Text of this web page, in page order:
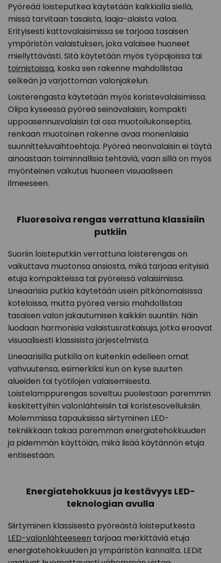
Pyöreää loisteputkea käytetään kaikkialla siellä,
missä tarvitaan tasaista, laaja-alaista valoa.
Erityisesti kattovalaisimissa se tarjoaa tasaisen
ympäristön valaistuksen, joka valaisee huoneet
miellyttävästi. Sitä käytetään myös työpajoissa tai
toimistoissa, koska sen rakenne mahdollistaa
selkeän ja varjottoman valonjakelun.
Loisterengasta käytetään myös koristevalaisimissa.
Olipa kyseessä pyöreä seinävalaisin, kompakti
uppoasennusvalaisin tai osa muotoilukonseptia,
renkaan muotoinen rakenne avaa monenlaisia
suunnitteluvaihtoehtoja. Pyöreä neonvalaisin ei täytä
ainoastaan toiminnallisia tehtäviä, vaan sillä on myös
myönteinen vaikutus huoneen visuaaliseen
ilmeeseen.
Fluoresoiva rengas verrattuna klassisiin
putkiin
Suoriin loisteputkiin verrattuna loisterengas on
vaikuttava muotonsa ansiosta, mikä tarjoaa erityisiä
etuja kompakteissa tai pyöreissä valaisimissa.
Lineaarisia putkia käytetään usein pitkänomaisissa
koteloissa, mutta pyöreä versio mahdollistaa
tasaisen valon jakautumisen kaikkiin suuntiin. Näin
luodaan harmonisia valaistusratkaisuja, jotka eroavat
visuaalisesti klassisista järjestelmistä.
Lineaarisilla putkilla on kuitenkin edelleen omat
vahvuutensa, esimerkiksi kun on kyse suurten
alueiden tai työtilojen valaisemisesta.
Loistelamppurengas soveltuu puolestaan paremmin
keskitettyihin valonlähteisiin tai koristesovelluksiin.
Molemmissa tapauksissa siirtyminen LED-
tekniikkaan takaa paremman energiatehokkuuden
ja pidemmän käyttöiän, mikä lisää käytännön etuja
entisestään.
Energiatehokkuus ja kestävyys LED-
teknologian avulla
Siirtyminen klassisesta pyöreästä loisteputkesta
LED-valonlähteeseen tarjoaa merkittäviä etuja
energiatehokkuuden ja ympäristön kannalta. LEDit